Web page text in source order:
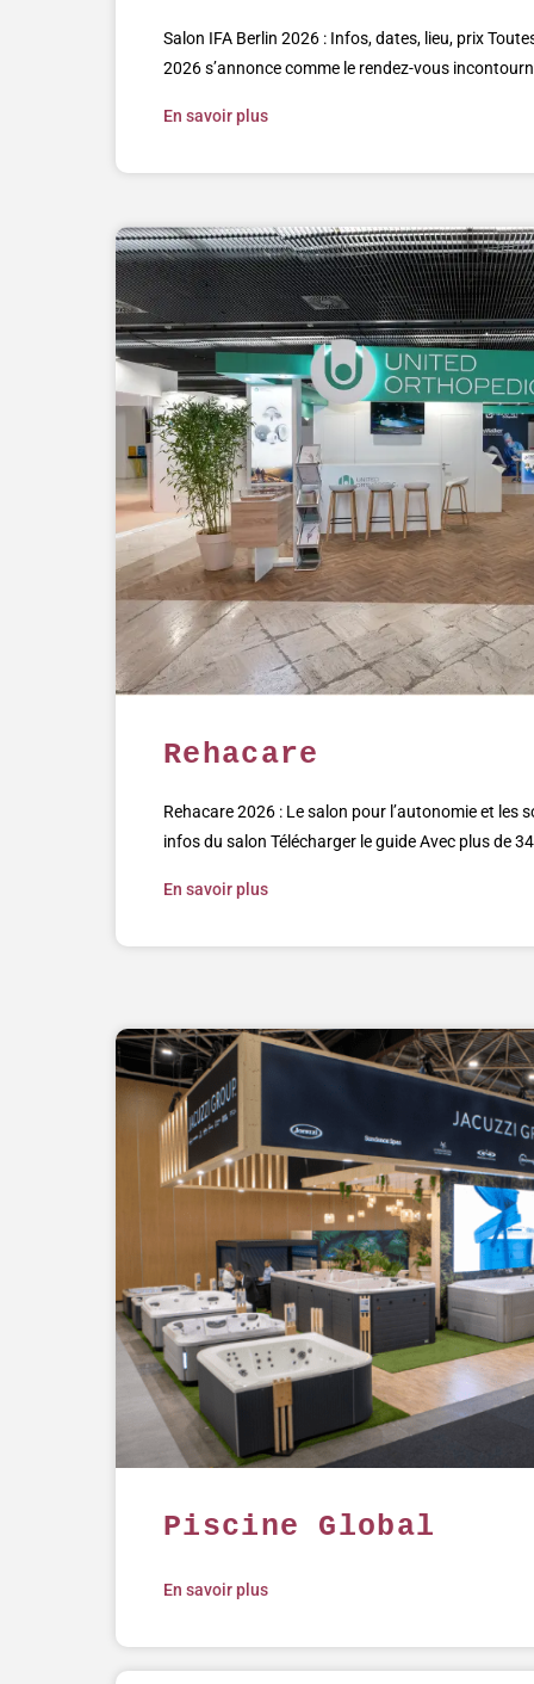
Salon IFA Berlin 2026 : Infos, dates, lieu, prix
2026 s’annonce comme le rendez-vous
En savoir plus
Rehacare
Rehacare 2026 : Le salon pour l’autonomie et les
infos du salon Télécharger le guide Avec plus de
En savoir plus
Piscine Global
En savoir plus